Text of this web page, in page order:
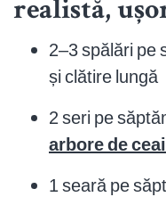
realistă,
2–3 spălări pe
și clătire lungă
2 seri pe
arbore de ceai
1 seară pe